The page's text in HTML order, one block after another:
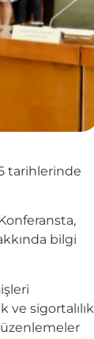
tarihlerinde
bilgi
ve sigortalılık